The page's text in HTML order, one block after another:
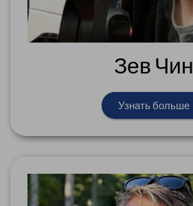
Зев Чин
Узнать больше